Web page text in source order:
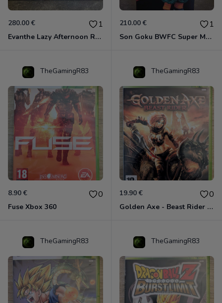
280.00 € 1
Evanthe Lazy Afternoon Red Pride of Eden
210.00 € 1
Son Goku BWFC Super Master Stars
TheGamingR83
8.90 € 0
Fuse Xbox 360
TheGamingR83
19.90 € 0
Golden Axe - Beast Rider Xbox 360
TheGamingR83 TheGamingR83